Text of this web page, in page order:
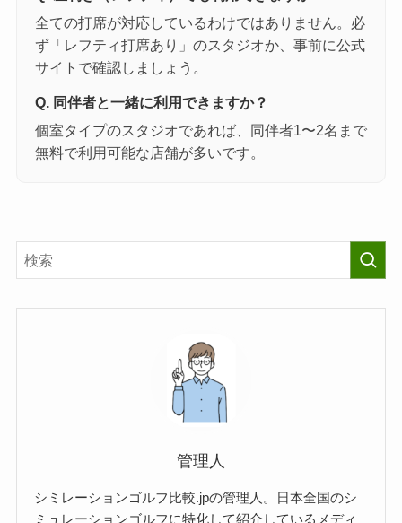
全ての打席が対応しているわけではありません。必
ず「レフティ打席あり」のスタジオか、事前に公式
サイトで確認しましょう。
Q. 同伴者と一緒に利用できますか？
個室タイプのスタジオであれば、同伴者1〜2名まで
無料で利用可能な店舗が多いです。
管理人
シミレーションゴルフ比較.jpの管理人。日本全国のシ
ミュレーションゴルフに特化して紹介しているメディ